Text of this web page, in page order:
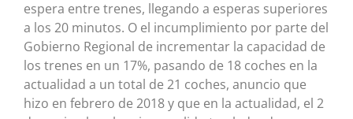
espera entre trenes, llegando a esperas superiores
a los 20 minutos. O el incumplimiento por parte del
Gobierno Regional de incrementar la capacidad de
los trenes en un 17%, pasando de 18 coches en la
actualidad a un total de 21 coches, anuncio que
hizo en febrero de 2018 y que en la actualidad, el 2